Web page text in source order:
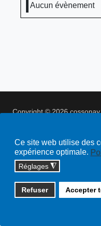
Ce site web utilise des
expérience optimale.
Réglages ◮
Refuser Accepter
Aucun évènement
Copyright © 2026
Plan du site